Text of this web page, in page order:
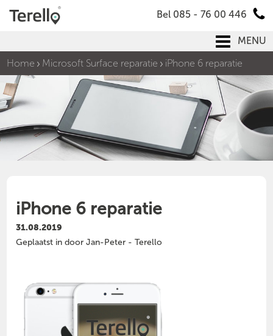
Bel 085 - 76 00 446
MENU
Home
Microsoft Surface reparatie iPhone 6 reparatie
iPhone 6 reparatie
31.08.2019
Geplaatst in door Jan-Peter - Terello